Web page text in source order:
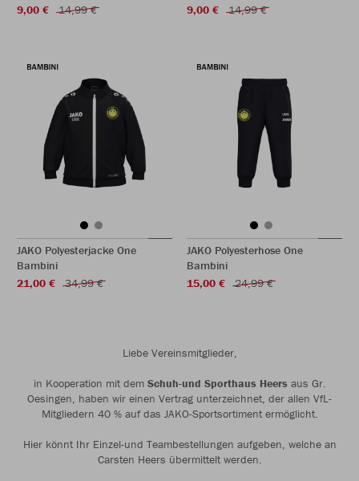
9,00 €
14,99 €
9,00 €
14,99 €
JAKO Polyesterjacke One
Bambini
21,00 €
34,99 €
JAKO Polyesterhose One
Bambini
15,00 €
24,99 €
Liebe Vereinsmitglieder,
in Kooperation mit dem Schuh-und Sporthaus Heersaus Gr.
Oesingen, haben wir einen Vertrag unterzeichnet, der allen VfL-
Mitgliedern 40 % auf das JAKO-Sportsortiment ermöglicht.
Hier könnt Ihr Einzel-und Teambestellungen aufgeben, welche an
Carsten Heers übermittelt werden.